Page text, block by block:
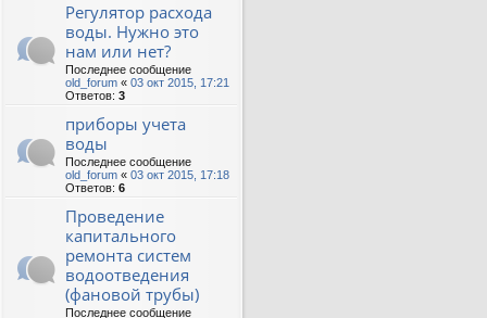
Регулятор расхода
воды. Нужно это
нам или нет?
Последнее сообщение
old_forum « 03 окт 2015, 17:21
Ответов: 3
приборы учета
воды
Последнее сообщение
old_forum « 03 окт 2015, 17:18
Ответов: 6
Проведение
капитального
ремонта систем
водоотведения
(фановой трубы)
Последнее сообщение